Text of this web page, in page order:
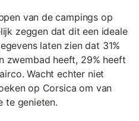
van de campings op
zeggen dat dit een ideale
laten zien dat 31%
zwembad heeft, 29% heeft
Wacht echter niet
op Corsica om van
te genieten.